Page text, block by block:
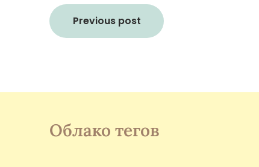
Навигация
по
Previous post
Облако тегов